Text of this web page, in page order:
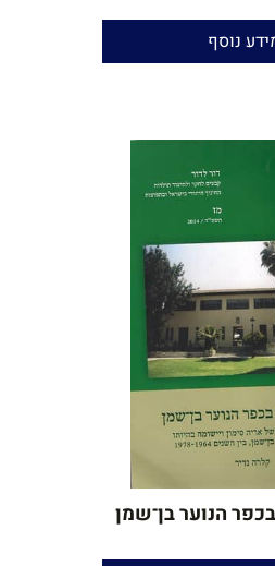
לדור מז
נדיר
: 2014
נוסף
הנוער בן־שמן